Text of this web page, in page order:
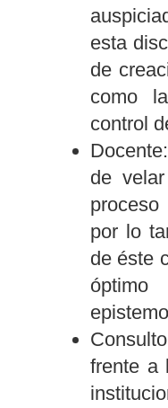
esta
de
como
control
de
proceso
por lo
de éste
frente a